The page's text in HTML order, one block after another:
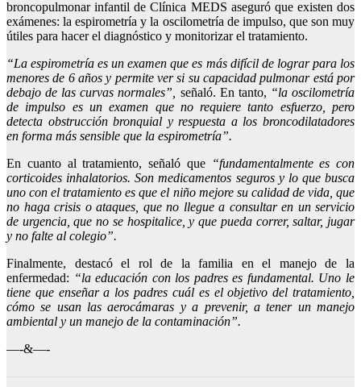
broncopulmonar infantil de Clínica MEDS aseguró que existen dos
exámenes: la espirometría y la oscilometría de impulso, que son muy
útiles para hacer el diagnóstico y monitorizar el tratamiento.
“La espirometría es un examen que es más difícil de lograr para los
menores de 6 años y permite ver si su capacidad pulmonar está por
debajo de las curvas normales”, señaló. En tanto, “la oscilometría
de impulso es un examen que no requiere tanto esfuerzo, pero
detecta obstrucción bronquial y respuesta a los broncodilatadores
en forma más sensible que la espirometría”.
En cuanto al tratamiento, señaló que “fundamentalmente es con
corticoides inhalatorios. Son medicamentos seguros y lo que busca
uno con el tratamiento es que el niño mejore su calidad de vida, que
no haga crisis o ataques, que no llegue a consultar en un servicio
de urgencia, que no se hospitalice, y que pueda correr, saltar, jugar
y no falte al colegio”.
Finalmente, destacó el rol de la familia en el manejo de la
enfermedad: “la educación con los padres es fundamental. Uno le
tiene que enseñar a los padres cuál es el objetivo del tratamiento,
cómo se usan las aerocámaras y a prevenir, a tener un manejo
ambiental y un manejo de la contaminación”.
—-&—-